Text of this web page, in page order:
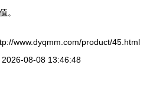
。
www.dyqmm.com/product/45.html
2026-08-08 13:46:48